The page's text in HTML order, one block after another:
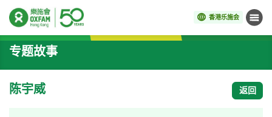
香港乐施会 菜单
开始主要内容
专题故事
陈宇威 返回